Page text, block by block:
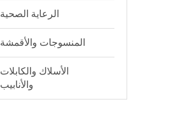
الرعاية الصحية
المنسوجات والأقمشة
الأسلاك والكابلات
والأنابيب